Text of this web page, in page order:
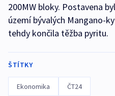
200MW bloky. Postavena
území bývalých Mangano-
tehdy končila těžba pyritu.
ŠTÍTKY
Ekonomika ČT24